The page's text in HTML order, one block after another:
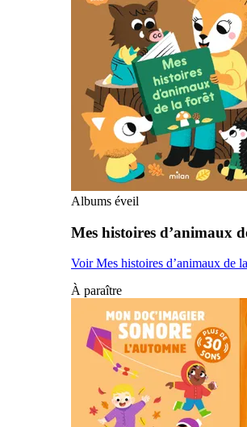
Albums éveil
Mes histoires d’animaux
Voir Mes histoires d’animaux de
À paraître